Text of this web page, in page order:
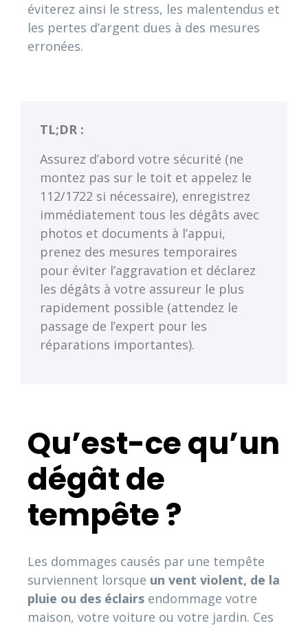
éviterez ainsi le stress, les malentendus et
les pertes d’argent dues à des mesures
erronées.
TL;DR :
Assurez d’abord votre sécurité (ne
montez pas sur le toit et appelez le
112/1722 si nécessaire), enregistrez
immédiatement tous les dégâts avec
photos et documents à l’appui,
prenez des mesures temporaires
pour éviter l’aggravation et déclarez
les dégâts à votre assureur le plus
rapidement possible (attendez le
passage de l’expert pour les
réparations importantes).
Qu’est-ce qu’un
dégât de
tempête ?
Les dommages causés par une tempête
surviennent lorsque un vent violent, de la
pluie ou des éclairs endommage votre
maison, votre voiture ou votre jardin. Ces